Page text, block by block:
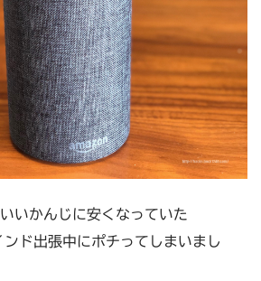
いかんじに安くなっていた
ド出張中にポチってしまいまし